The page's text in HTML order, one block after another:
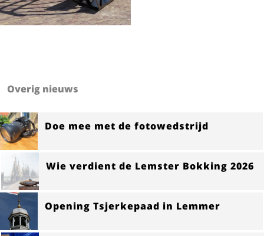
Overig nieuws
Doe mee met de fotowedstrijd
Wie verdient de Lemster Bokking 2026
Opening Tsjerkepaad in Lemmer